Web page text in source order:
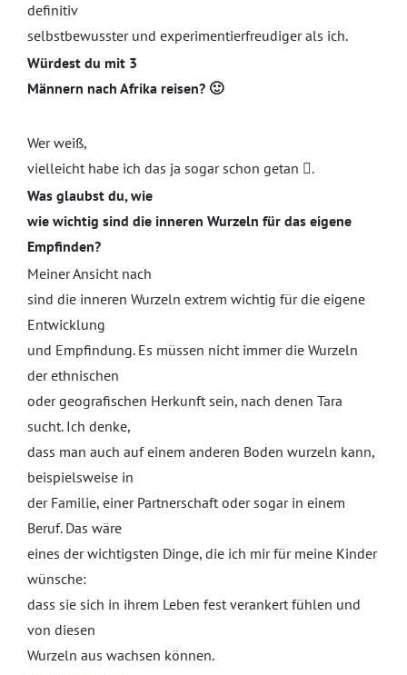
definitiv
selbstbewusster und experimentierfreudiger als ich.
Würdest du mit 3
Männern nach Afrika reisen? 🙂
Wer weiß,
vielleicht habe ich das ja sogar schon getan .
Was glaubst du, wie
wie wichtig sind die inneren Wurzeln für das eigene
Empfinden?
Meiner Ansicht nach
sind die inneren Wurzeln extrem wichtig für die eigene
Entwicklung
und Empfindung. Es müssen nicht immer die Wurzeln
der ethnischen
oder geografischen Herkunft sein, nach denen Tara
sucht. Ich denke,
dass man auch auf einem anderen Boden wurzeln kann,
beispielsweise in
der Familie, einer Partnerschaft oder sogar in einem
Beruf. Das wäre
eines der wichtigsten Dinge, die ich mir für meine Kinder
wünsche:
dass sie sich in ihrem Leben fest verankert fühlen und
von diesen
Wurzeln aus wachsen können.